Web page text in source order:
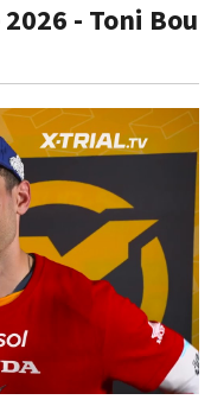
- Toni Bou